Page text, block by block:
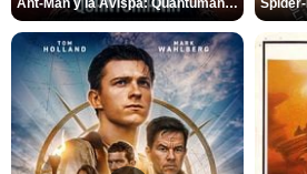
Ant-Man y la Avispa: Quantumanía Tráiler (2)